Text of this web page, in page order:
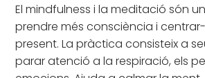
El mindfulness i la meditació són
prendre més consciència i
present. La pràctica consisteix a
parar atenció a la respiració, els